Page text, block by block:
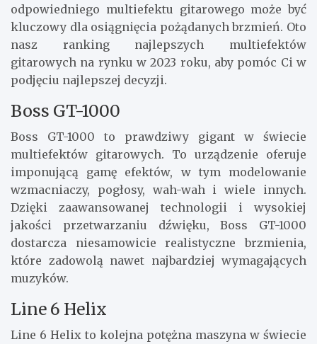
odpowiedniego multiefektu gitarowego może być
kluczowy dla osiągnięcia pożądanych brzmień. Oto
nasz ranking najlepszych multiefektów
gitarowych na rynku w 2023 roku, aby pomóc Ci w
podjęciu najlepszej decyzji.
Boss GT-1000
Boss GT-1000 to prawdziwy gigant w świecie
multiefektów gitarowych. To urządzenie oferuje
imponującą gamę efektów, w tym modelowanie
wzmacniaczy, pogłosy, wah-wah i wiele innych.
Dzięki zaawansowanej technologii i wysokiej
jakości przetwarzaniu dźwięku, Boss GT-1000
dostarcza niesamowicie realistyczne brzmienia,
które zadowolą nawet najbardziej wymagających
muzyków.
Line 6 Helix
Line 6 Helix to kolejna potężna maszyna w świecie